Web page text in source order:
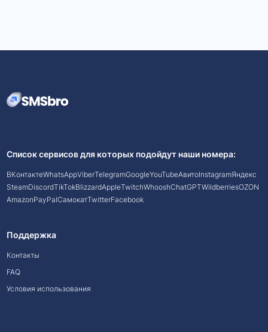
Список сервисов для которых подойдут наши номера:
ВКонтактеWhatsAppViberTelegramGoogleYouTubeАвитоInstagramЯндекс
SteamDiscordTikTokBlizzardAppleTwitchWhooshChatGPTWildberriesOZON
AmazonPayPalСамокатTwitterFacebook
Поддержка
Контакты
FAQ
Условия использования